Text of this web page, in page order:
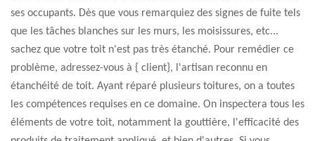
ses occupants. Dès que vous remarquiez des signes de fuite tels
que les tâches blanches sur les murs, les moisissures, etc...
sachez que votre toit n'est pas très étanché. Pour remédier ce
problème, adressez-vous à { client}, l'artisan reconnu en
étanchéité de toit. Ayant réparé plusieurs toitures, on a toutes
les compétences requises en ce domaine. On inspectera tous les
éléments de votre toit, notamment la gouttière, l'efficacité des